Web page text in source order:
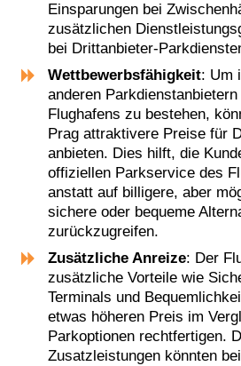
Einsparungen bei
zusätzlichen
bei Drittanbieter-
Wettbewerbsfähigkeit: Um
anderen
Flughafens zu bestehen,
Prag attraktivere Preise für
anbieten. Dies hilft, die
offiziellen Parkservice des
anstatt auf billigere, aber
sichere oder bequeme
zurückzugreifen.
Zusätzliche Anreize: Der
zusätzliche Vorteile wie
Terminals und
etwas höheren Preis im
Parkoptionen rechtfertigen.
Zusatzleistungen könnten